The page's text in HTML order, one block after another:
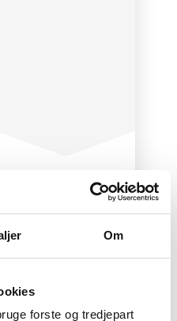
Om
forste og tredjepart
detaljerede analyser og